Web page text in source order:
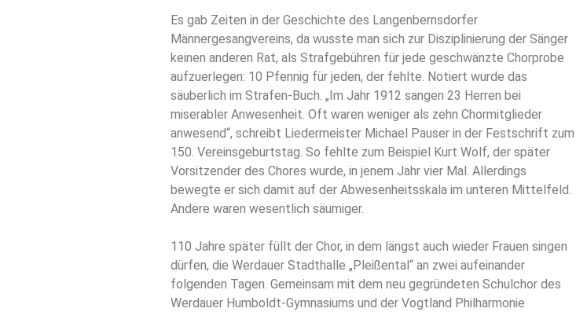
Es gab Zeiten in der Geschichte des Langenbernsdorfer
Männergesangvereins, da wusste man sich zur Disziplinierung der Sänger
keinen anderen Rat, als Strafgebühren für jede geschwänzte Chorprobe
aufzuerlegen: 10 Pfennig für jeden, der fehlte. Notiert wurde das
säuberlich im Strafen-Buch. „Im Jahr 1912 sangen 23 Herren bei
miserabler Anwesenheit. Oft waren weniger als zehn Chormitglieder
anwesend“, schreibt Liedermeister Michael Pauser in der Festschrift zum
150. Vereinsgeburtstag. So fehlte zum Beispiel Kurt Wolf, der später
Vorsitzender des Chores wurde, in jenem Jahr vier Mal. Allerdings
bewegte er sich damit auf der Abwesenheitsskala im unteren Mittelfeld.
Andere waren wesentlich säumiger.
110 Jahre später füllt der Chor, in dem längst auch wieder Frauen singen
dürfen, die Werdauer Stadthalle „Pleißental“ an zwei aufeinander
folgenden Tagen. Gemeinsam mit dem neu gegründeten Schulchor des
Werdauer Humboldt-Gymnasiums und der Vogtland Philharmonie